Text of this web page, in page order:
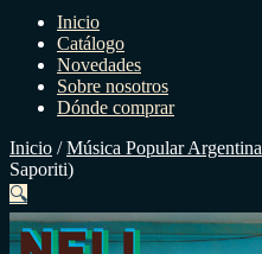
Inicio
Catálogo
Novedades
Sobre nosotros
Dónde comprar
Inicio /Música Popular Argentina
Saporiti)
🔍